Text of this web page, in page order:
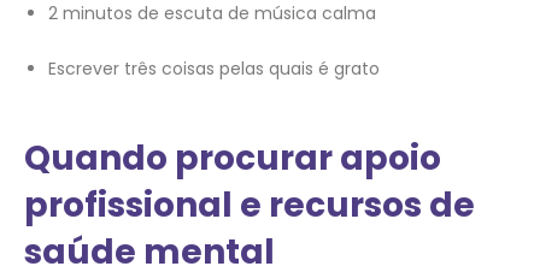
2 minutos de escuta de música calma
Escrever três coisas pelas quais é grato
Quando procurar apoio
profissional e recursos de
saúde mental